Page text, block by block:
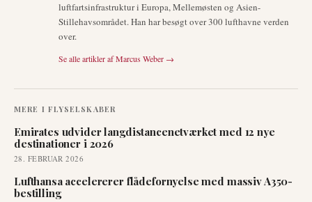
luftfartsinfrastruktur i Europa, Mellemøsten og Asien-
Stillehavsområdet. Han har besøgt over 300 lufthavne verden
over.
Se alle artikler afMarcus Weber →
MERE I FLYSELSKABER
Emirates udvider langdistancenetværket med 12 nye
destinationer i 2026
28. FEBRUAR 2026
Lufthansa accelererer flådefornyelse med massiv A350-
bestilling